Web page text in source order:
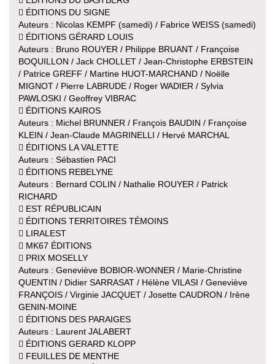
 ÉDITIONS DU SIGNE
Auteurs : Nicolas KEMPF (samedi) / Fabrice WEISS (samedi)
 ÉDITIONS GÉRARD LOUIS
Auteurs : Bruno ROUYER / Philippe BRUANT / Françoise
BOQUILLON / Jack CHOLLET / Jean-Christophe ERBSTEIN
/ Patrice GREFF / Martine HUOT-MARCHAND / Noëlle
MIGNOT / Pierre LABRUDE / Roger WADIER / Sylvia
PAWLOSKI / Geoffrey VIBRAC
 ÉDITIONS KAIROS
Auteurs : Michel BRUNNER / François BAUDIN / Françoise
KLEIN / Jean-Claude MAGRINELLI / Hervé MARCHAL
 ÉDITIONS LA VALETTE
Auteurs : Sébastien PACI
 ÉDITIONS REBELYNE
Auteurs : Bernard COLIN / Nathalie ROUYER / Patrick
RICHARD
 EST RÉPUBLICAIN
 ÉDITIONS TERRITOIRES TÉMOINS
 LIRALEST
 MK67 ÉDITIONS
 PRIX MOSELLY
Auteurs : Geneviève BOBIOR-WONNER / Marie-Christine
QUENTIN / Didier SARRASAT / Hélène VILASI / Geneviève
FRANÇOIS / Virginie JACQUET / Josette CAUDRON / Irène
GENIN-MOINE
 ÉDITIONS DES PARAIGES
Auteurs : Laurent JALABERT
 ÉDITIONS GERARD KLOPP
 FEUILLES DE MENTHE